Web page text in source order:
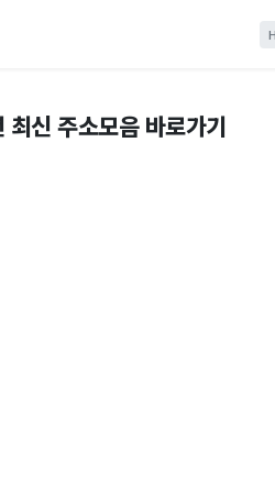
신 주소모음 바로가기